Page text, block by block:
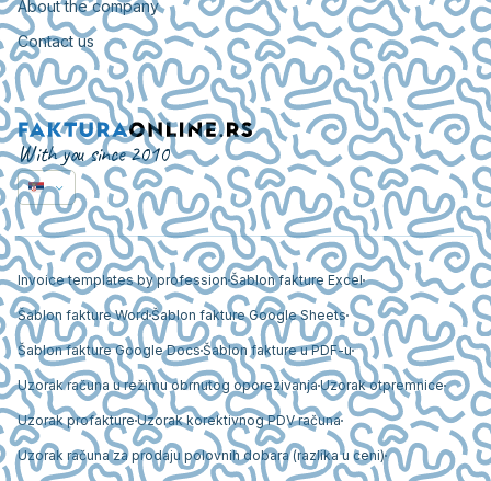
About the company
Contact us
With you since 2010
Invoice templates by professionŠablon fakture Excel
Šablon fakture WordŠablon fakture Google Sheets
Šablon fakture Google DocsŠablon fakture u PDF-u
Uzorak računa u režimu obrnutog oporezivanjaUzorak otpremnice
Uzorak profaktureUzorak korektivnog PDV računa
Uzorak računa za prodaju polovnih dobara (razlika u ceni)